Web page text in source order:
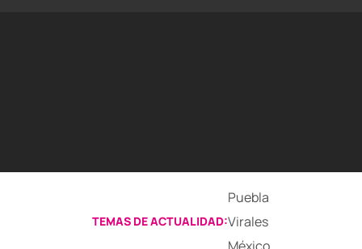
TEMAS DE ACTUALIDAD:
Puebla
Virales
México